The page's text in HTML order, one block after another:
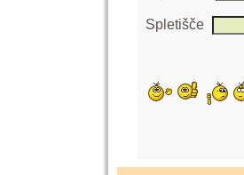
Spletišče